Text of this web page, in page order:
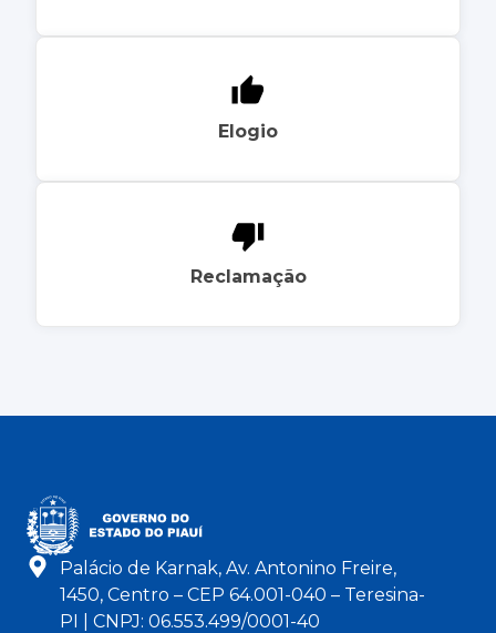
Elogio
Reclamação
Palácio de Karnak, Av. Antonino Freire,
1450, Centro – CEP 64.001-040 – Teresina-
PI | CNPJ: 06.553.499/0001-40